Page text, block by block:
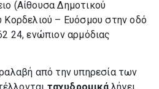
(Αίθουσα Δημοτικού
Κορδελιού – Ευόσμου στην οδό
24, ενώπιον αρμόδιας
από την υπηρεσία των